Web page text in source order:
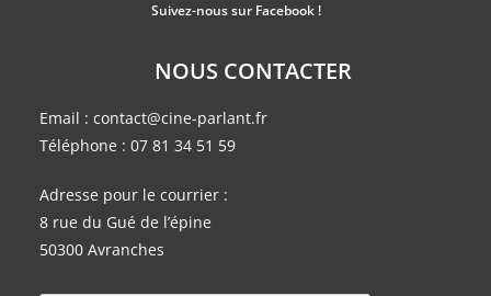
Suivez-nous sur Facebook !
NOUS CONTACTER
Email : contact@cine-parlant.fr
Téléphone : 07 81 34 51 59
Adresse pour le courrier :
8 rue du Gué de l’épine
50300 Avranches